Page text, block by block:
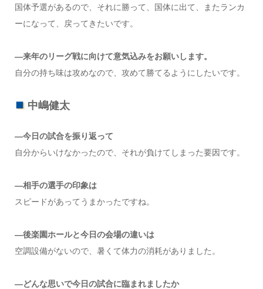
国体予選があるので、それに勝って、国体に出て、またランカ
ーになって、戻ってきたいです。
―来年のリーグ戦に向けて意気込みをお願いします。
自分の持ち味は攻めなので、攻めて勝てるようにしたいです。
中嶋健太
―今日の試合を振り返って
自分からいけなかったので、それが負けてしまった要因です。
―相手の選手の印象は
スピードがあってうまかったですね。
―後楽園ホールと今日の会場の違いは
空調設備がないので、暑くて体力の消耗がありました。
―どんな思いで今日の試合に臨まれましたか